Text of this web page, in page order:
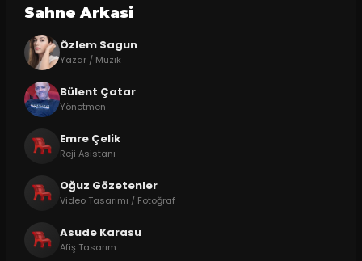
Sahne Arkasi
Özlem Sagun
Yazar / Müzik
Bülent Çatar
Yönetmen
Emre Çelik
Reji Asistanı
Oğuz Gözetenler
Video Tasarımı / Fotoğraf
Asude Karasu
Afiş Tasarım